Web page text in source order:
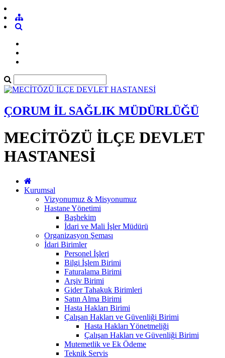
ÇORUM İL SAĞLIK MÜDÜRLÜĞÜ
MECİTÖZÜ İLÇE DEVLET
HASTANESİ
Kurumsal
Vizyonumuz & Misyonumuz
Hastane Yönetimi
Başhekim
İdari ve Mali İşler Müdürü
Organizasyon Şeması
İdari Birimler
Personel İşleri
Bilgi İşlem Birimi
Faturalama Birimi
Arşiv Birimi
Gider Tahakuk Birimleri
Satın Alma Birimi
Hasta Hakları Birimi
Çalışan Hakları ve Güvenliği Birimi
Hasta Hakları Yönetmeliği
Çalışan Hakları ve Güvenliği Birimi
Mutemetlik ve Ek Ödeme
Teknik Servis